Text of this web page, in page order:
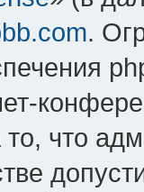
.
то, что